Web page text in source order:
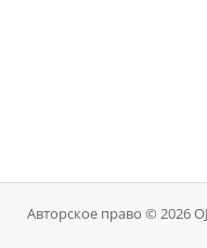
Авторское право © 2026